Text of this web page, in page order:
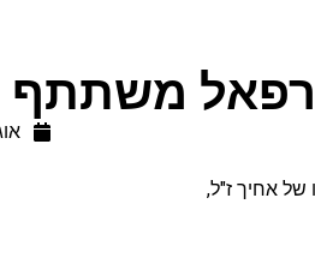
משתתף
אחיך ז"ל,